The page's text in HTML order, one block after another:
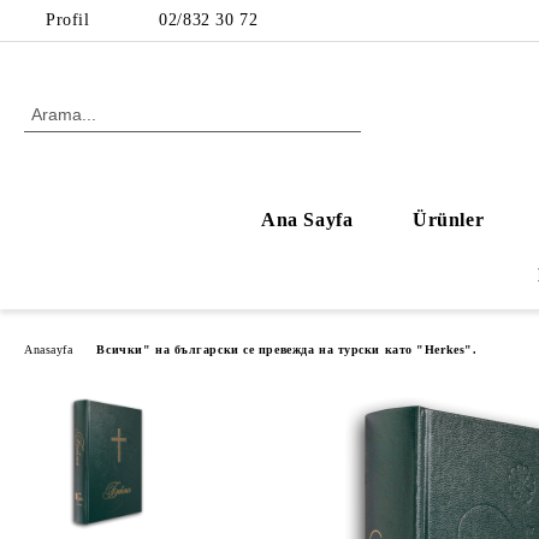
Profil 02/832 30 72
Ana Sayfa Ürünler
Anasayfa Всички" на български се превежда на турски като "Herkes".